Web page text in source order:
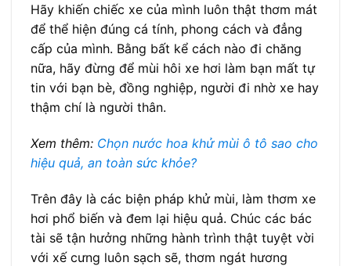
Hãy khiến chiếc xe của mình luôn thật thơm mát
để thể hiện đúng cá tính, phong cách và đẳng
cấp của mình. Bằng bất kể cách nào đi chăng
nữa, hãy đừng để mùi hôi xe hơi làm bạn mất tự
tin với bạn bè, đồng nghiệp, người đi nhờ xe hay
thậm chí là người thân.
Xem thêm: Chọn nước hoa khử mùi ô tô sao cho
hiệu quả, an toàn sức khỏe?
Trên đây là các biện pháp khử mùi, làm thơm xe
hơi phổ biến và đem lại hiệu quả. Chúc các bác
tài sẽ tận hưởng những hành trình thật tuyệt vời
với xế cưng luôn sạch sẽ, thơm ngát hương